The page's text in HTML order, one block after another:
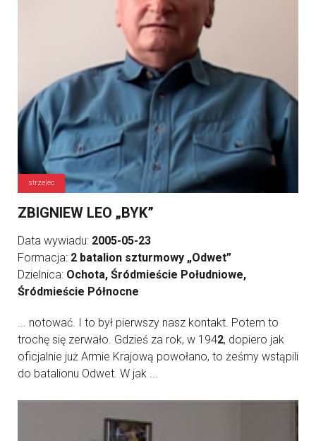
strzelec
ZBIGNIEW LEO „BYK”
Data wywiadu: 2005-05-23
Formacja: 2 batalion szturmowy „Odwet”
Dzielnica: Ochota, Śródmieście Południowe,
Śródmieście Północne
... notować. I to był pierwszy nasz kontakt. Potem to
trochę się zerwało. Gdzieś za rok, w 1942, dopiero jak
oficjalnie już Armie Krajową powołano, to żeśmy wstąpili
do batalionu Odwet. W jak ...